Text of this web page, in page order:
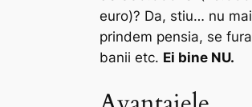
euro)? Da, stiu… nu mai
prindem pensia, se fura
banii etc. Ei bine NU.